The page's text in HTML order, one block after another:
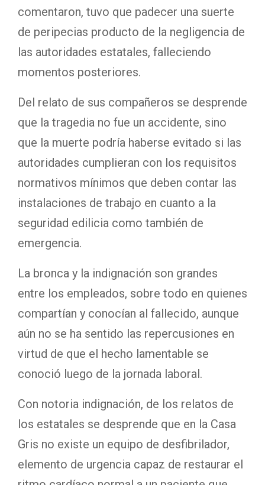
comentaron, tuvo que padecer una suerte
de peripecias producto de la negligencia de
las autoridades estatales, falleciendo
momentos posteriores.
Del relato de sus compañeros se desprende
que la tragedia no fue un accidente, sino
que la muerte podría haberse evitado si las
autoridades cumplieran con los requisitos
normativos mínimos que deben contar las
instalaciones de trabajo en cuanto a la
seguridad edilicia como también de
emergencia.
La bronca y la indignación son grandes
entre los empleados, sobre todo en quienes
compartían y conocían al fallecido, aunque
aún no se ha sentido las repercusiones en
virtud de que el hecho lamentable se
conoció luego de la jornada laboral.
Con notoria indignación, de los relatos de
los estatales se desprende que en la Casa
Gris no existe un equipo de desfibrilador,
elemento de urgencia capaz de restaurar el